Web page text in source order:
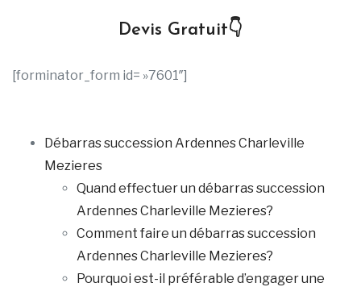
Devis Gratuit👇
[forminator_form id= »7601″]
Débarras succession Ardennes Charleville
Mezieres
Quand effectuer un débarras succession
Ardennes Charleville Mezieres?
Comment faire un débarras succession
Ardennes Charleville Mezieres?
Pourquoi est-il préférable d’engager une